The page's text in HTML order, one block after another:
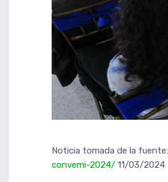
Noticia tomada de la fuente:
convemi-2024/ 11/03/2024